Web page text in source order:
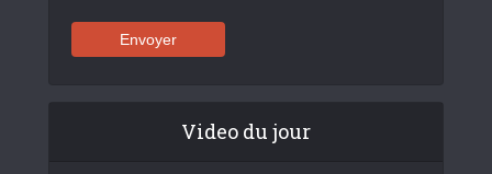
Video du jour